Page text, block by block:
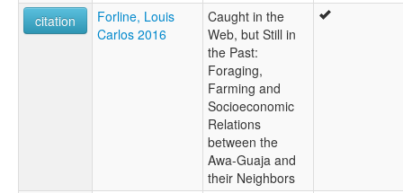
citation
Forline, Louis
Carlos 2016
Caught in the
Web, but Still in
the Past:
Foraging,
Farming and
Socioeconomic
Relations
between the
Awa-Guaja and
their Neighbors